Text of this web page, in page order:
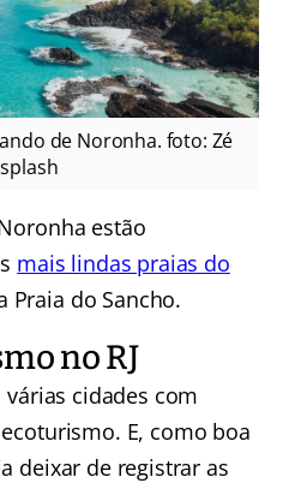
de Noronha. foto: Zé
estão
mais lindas praias do
Praia do Sancho.
no RJ
várias cidades com
E, como boa
deixar de registrar as